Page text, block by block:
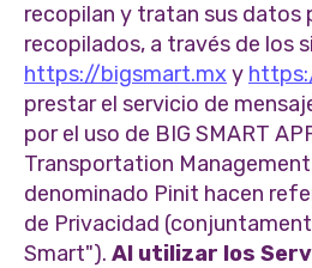
recopilan y tratan sus datos
recopilados, a través de los
https://bigsmart.mx y
prestar el servicio de
por el uso de BIG SMART
Transportation
denominado Pinit hacen
de Privacidad
Smart"). Al utilizar los